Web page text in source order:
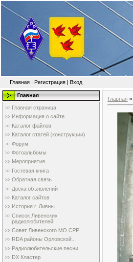
Главная | Регистрация | Вход
Главная
Главная страница
Информация о сайте
Каталог файлов
Каталог статей (конструкции)
Форум
Фотоальбомы
Мероприятия
Гостевая книга
Обратная связь
Доска объявлений
Каталог сайтов
История г. Ливны
Список Ливенских
радиолюбителей
Совет Ливенского МО СРР
RDA районы Орловской...
Радиолюбительские песни
DX Кластер
Главная »